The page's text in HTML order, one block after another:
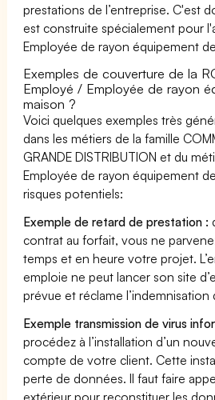
prestations de l’entreprise. C'est
est construite spécialement pour
Employée de rayon équipement
Exemples de couverture de la
Employé / Employée de rayon
maison ?
Voici quelques exemples très
dans les métiers de la famille
GRANDE DISTRIBUTION et du
Employée de rayon équipement
risques potentiels:
Exemple de retard de prestation :
contrat au forfait, vous ne
temps et en heure votre projet.
emploie ne peut lancer son site
prévue et réclame l’indemnisation
Exemple transmission de virus
procédez à l’installation d’un
compte de votre client. Cette
perte de données. Il faut faire
extérieur pour reconstituer les